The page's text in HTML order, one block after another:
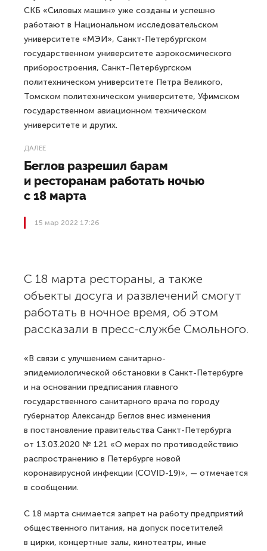
СКБ «Силовых машин» уже созданы и успешно
работают в Национальном исследовательском
университете «МЭИ», Санкт-Петербургском
государственном университете аэрокосмического
приборостроения, Санкт-Петербургском
политехническом университете Петра Великого,
Томском политехническом университете, Уфимском
государственном авиационном техническом
университете и других.
ДАЛЕЕ
Беглов разрешил барам
и ресторанам работать ночью
с 18 марта
15 мар 2022 17:26
С 18 марта рестораны, а также
объекты досуга и развлечений смогут
работать в ночное время, об этом
рассказали в пресс-службе Смольного.
«В связи с улучшением санитарно-
эпидемиологической обстановки в Санкт-Петербурге
и на основании предписания главного
государственного санитарного врача по городу
губернатор Александр Беглов внес изменения
в постановление правительства Санкт-Петербурга
от 13.03.2020 № 121 «О мерах по противодействию
распространению в Петербурге новой
коронавирусной инфекции (COVID-19)», — отмечается
в сообщении.
С 18 марта снимается запрет на работу предприятий
общественного питания, на допуск посетителей
в цирки, концертные залы, кинотеатры, иные